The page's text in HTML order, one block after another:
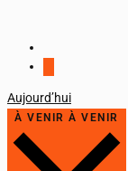
Aujourd’hui
À VENIRÀ VENIR